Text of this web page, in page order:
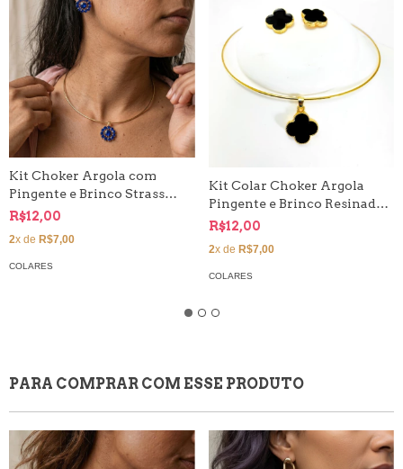
Kit Choker Argola com
Pingente e Brinco Strass
Conjunto
R$12,00
2x de R$7,00
COLARES
Kit Colar Choker Argola
Pingente e Brinco Resinado
Trevo Quatro Folhas Grande
R$12,00
2x de R$7,00
COLARES
PARA COMPRAR COM ESSE PRODUTO